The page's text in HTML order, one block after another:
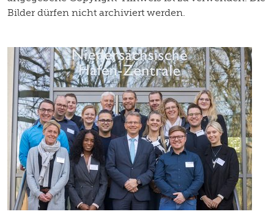
Bilder dürfen nicht archiviert werden.